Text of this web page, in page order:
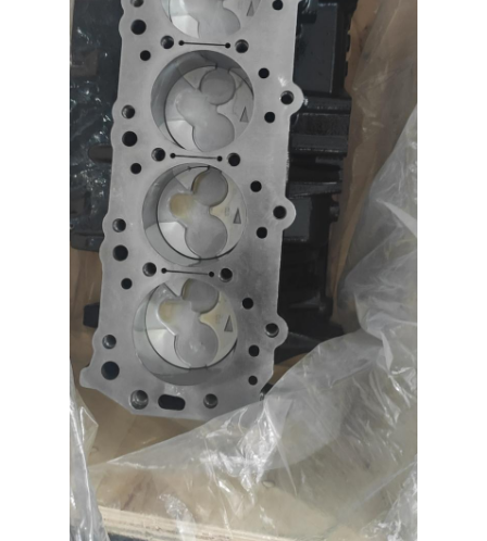
Thuis
Producten
Video's
Over ons